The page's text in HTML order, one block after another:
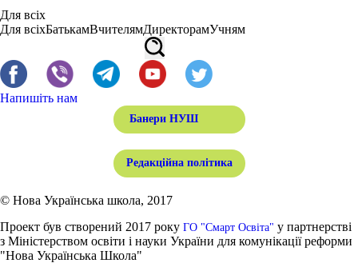
Для всіх
Для всіхБатькамВчителямДиректорамУчням
Напишіть нам
Банери НУШ
Редакційна політика
© Нова Українська школа, 2017
Проект був створений 2017 року ГО "Смарт Освіта" у партнерстві
з Міністерством освіти і науки України для комунікації реформи
"Нова Українська Школа"